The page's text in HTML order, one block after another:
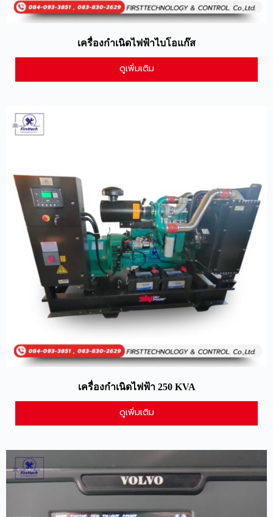
เครื่องกำเนิดไฟฟ้าไบโอแก๊ส
ดูเพิ่มเติม
เครื่องกำเนิดไฟฟ้า 250 KVA
ดูเพิ่มเติม